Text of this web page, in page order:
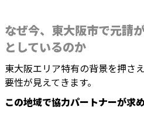
なぜ今、東大阪市で元請
としているのか
東大阪エリア特有の背景を押さ
要性が見えてきます。
この地域で協力パートナーが求